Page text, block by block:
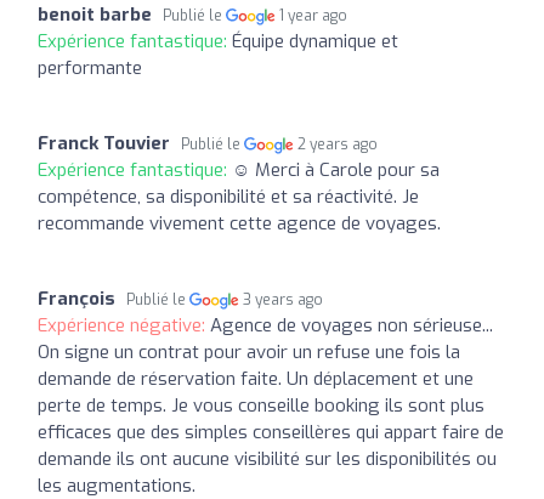
benoit barbe Publié le 1 year ago
Expérience fantastique: Équipe dynamique et
performante
Franck Touvier Publié le 2 years ago
Expérience fantastique: ☺️ Merci à Carole pour sa
compétence, sa disponibilité et sa réactivité. Je
recommande vivement cette agence de voyages.
François Publié le 3 years ago
Expérience négative: Agence de voyages non sérieuse...
On signe un contrat pour avoir un refuse une fois la
demande de réservation faite. Un déplacement et une
perte de temps. Je vous conseille booking ils sont plus
efficaces que des simples conseillères qui appart faire de
demande ils ont aucune visibilité sur les disponibilités ou
les augmentations.